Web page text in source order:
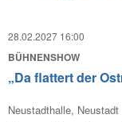
28.02.2027 16:00
BÜHNENSHOW
„Da flattert der
Neustadthalle, Neustadt